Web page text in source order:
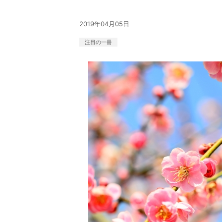
2019年04月05日
注目の一冊